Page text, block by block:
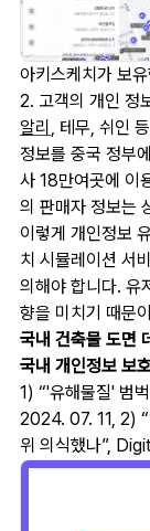
아키스케치가 보
2. 고객의 개인 정
알리 , 테무, 쉬인
정보를 중국 정부
사 18만여곳에 이
의 판매자 정보는
이렇게 개인정보
치 시뮬레이션 서
의해야 합니다. 유
향을 미치기 때문
국내 건축물 도면
국내 개인정보 보
1) “'유해물질' 범
2024. 07. 11, 2) “
위 의식했나”,